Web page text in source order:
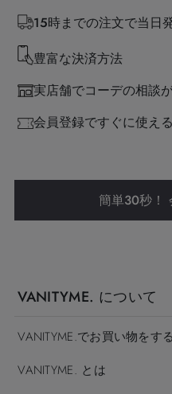
15時までの注文で当日
豊富な決済方法
実店舗でコーデの相談
会員登録ですぐに使え
簡単30秒！
VANITYME. について
VANITYME.でお買い物をす
VANITYME. とは